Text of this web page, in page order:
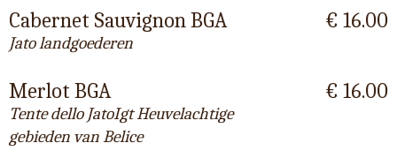
Cabernet Sauvignon BGA
Jato landgoederen
€ 16.00
Merlot BGA
Tente dello JatoIgt Heuvelachtige
gebieden van Belice
€ 16.00